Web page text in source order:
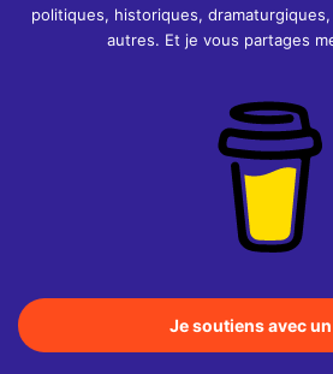
politiques, historiques,
autres. Et je vous partages
Je soutiens avec